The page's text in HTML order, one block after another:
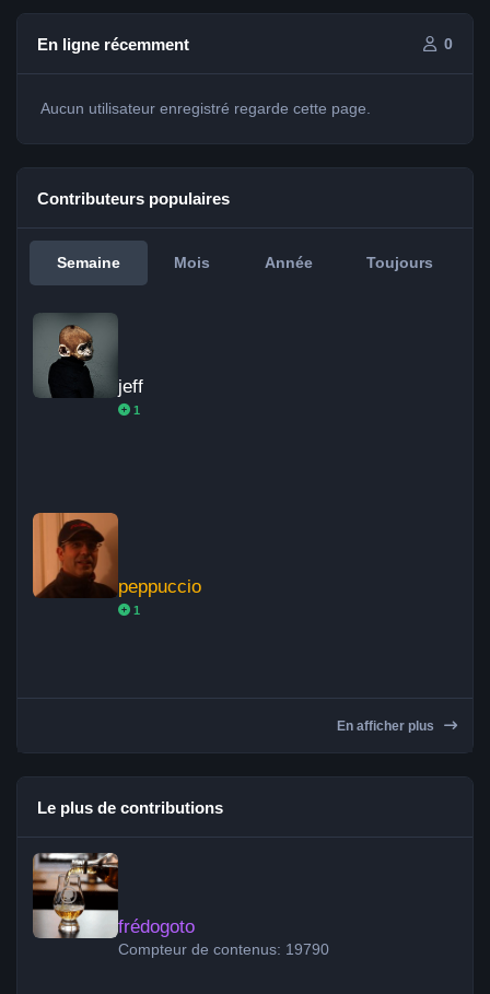
En ligne récemment 0
Aucun utilisateur enregistré regarde cette page.
Contributeurs populaires
Semaine Mois Année Toujours
jeff
1
peppuccio
1
En afficher plus
Le plus de contributions
frédogoto
Compteur de contenus: 19790